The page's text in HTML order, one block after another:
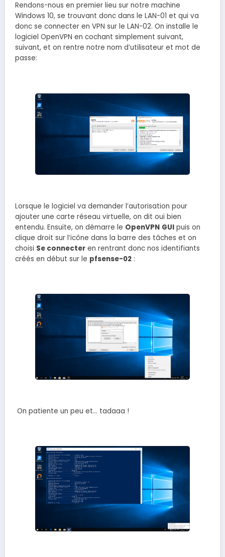
Rendons-nous en premier lieu sur notre machine
Windows 10, se trouvant donc dans le LAN-01 et qui va
donc se connecter en VPN sur le LAN-02. On installe le
logiciel OpenVPN en cochant simplement suivant,
suivant, et on rentre notre nom d’utilisateur et mot de
passe:
Lorsque le logiciel va demander l’autorisation pour
ajouter une carte réseau virtuelle, on dit oui bien
entendu. Ensuite, on démarre le OpenVPN GUI puis on
clique droit sur l’icône dans la barre des tâches et on
choisi Se connecter en rentrant donc nos identifiants
créés en début sur le pfsense-02 :
On patiente un peu et… tadaaa !